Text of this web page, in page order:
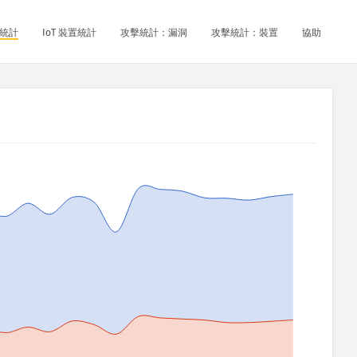
計 IoT 裝置統計 攻擊統計：漏洞 攻擊統計：裝置 協助